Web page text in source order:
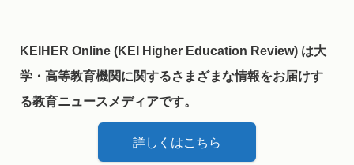
KEIHER Online (KEI Higher Education Review) は大
学・高等教育機関に関するさまざまな情報をお届けす
る教育ニュースメディアです。
詳しくはこちら